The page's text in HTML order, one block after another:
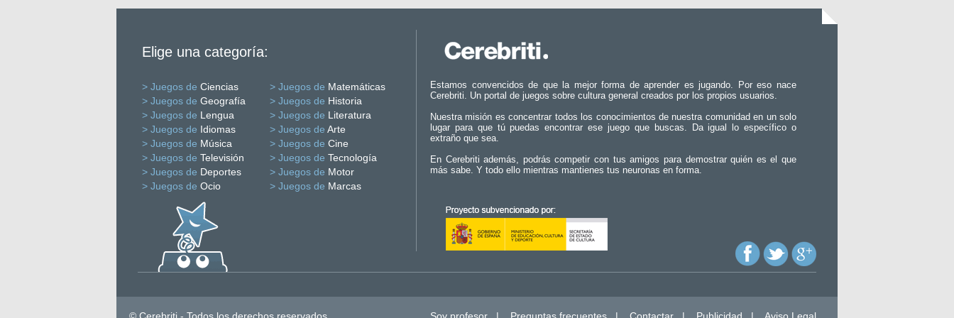
Elige una categoría:
> Juegos de Ciencias > Juegos de Matemáticas
> Juegos de Geografía > Juegos de Historia
> Juegos de Lengua > Juegos de Literatura
> Juegos de Idiomas > Juegos de Arte
> Juegos de Música > Juegos de Cine
> Juegos de Televisión > Juegos de Tecnología
> Juegos de Deportes > Juegos de Motor
> Juegos de Ocio > Juegos de Marcas
Estamos convencidos de que la mejor forma de aprender es jugando. Por eso nace
Cerebriti. Un portal de juegos sobre cultura general creados por los propios usuarios.
Nuestra misión es concentrar todos los conocimientos de nuestra comunidad en un solo
lugar para que tú puedas encontrar ese juego que buscas. Da igual lo específico o
extraño que sea.
En Cerebriti además, podrás competir con tus amigos para demostrar quién es el que
más sabe. Y todo ello mientras mantienes tus neuronas en forma.